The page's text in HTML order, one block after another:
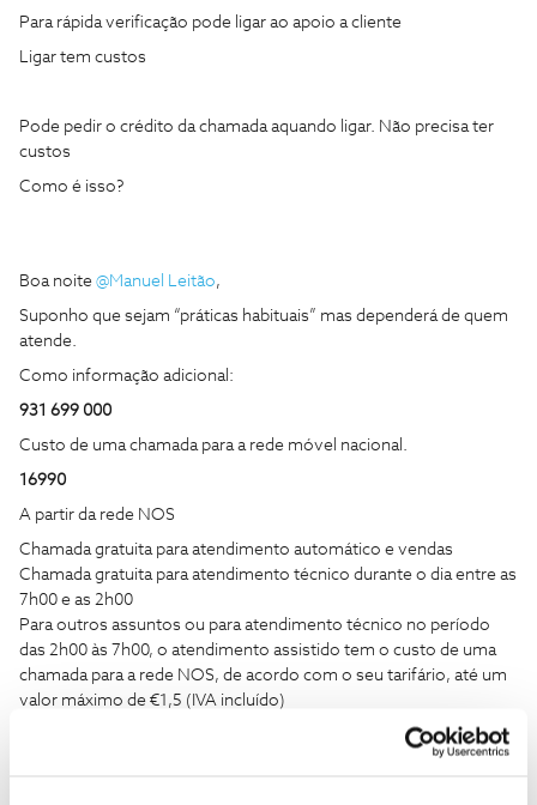
Para rápida verificação pode ligar ao apoio a cliente
Ligar tem custos
Pode pedir o crédito da chamada aquando ligar. Não precisa ter
custos
Como é isso?
Boa noite @Manuel Leitão,
Suponho que sejam “práticas habituais” mas dependerá de quem
atende.
Como informação adicional:
931 699 000
Custo de uma chamada para a rede móvel nacional.
16990
A partir da rede NOS
Chamada gratuita para atendimento automático e vendas
Chamada gratuita para atendimento técnico durante o dia entre as
7h00 e as 2h00
Para outros assuntos ou para atendimento técnico no período
das 2h00 às 7h00, o atendimento assistido tem o custo de uma
chamada para a rede NOS, de acordo com o seu tarifário, até um
valor máximo de €1,5 (IVA incluído)
Se o seu tarifário inclui minutos para a rede NOS, o custo é de 20
cêntimos/minuto até um máximo de €1,5 (IVA incluído)